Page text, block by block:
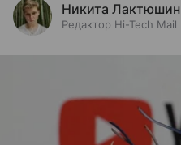
Никита Лактюшин
Редактор Hi-Tech Mail